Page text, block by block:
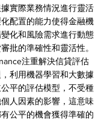
實際業務情況進行靈活
配置的能力使得金融機
化和風險需求進行動態
批的準確性和靈活性。
注重解決信貸評估
利用機器學習和大數據
平的評估模型，不受種
人因素的影響，這意味
公平的機會獲得準確的